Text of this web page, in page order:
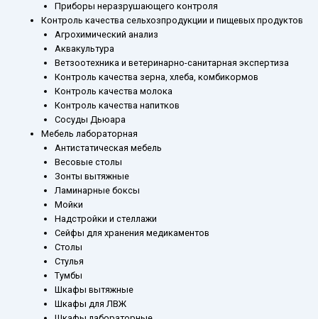
Приборы неразрушающего контроля
Контроль качества сельхозпродукции и пищевых продуктов
Агрохимический анализ
Аквакультура
Ветзоотехника и ветеринарно-санитарная экспертиза
Контроль качества зерна, хлеба, комбикормов
Контроль качества молока
Контроль качества напитков
Сосуды Дьюара
Мебель лабораторная
Антистатическая мебель
Весовые столы
Зонты вытяжные
Ламинарные боксы
Мойки
Надстройки и стеллажи
Сейфы для хранения медикаментов
Столы
Стулья
Тумбы
Шкафы вытяжные
Шкафы для ЛВЖ